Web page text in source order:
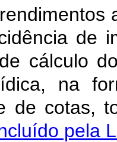
de
cálculo
na
de cotas,
pela